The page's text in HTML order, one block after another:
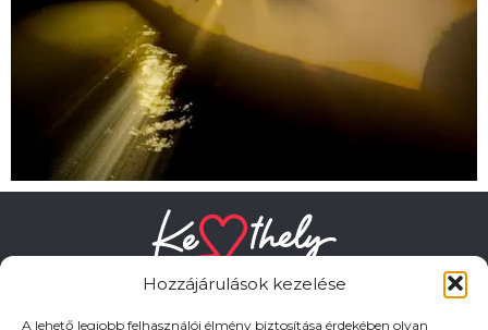
Hozzájárulások kezelése
A lehető legjobb felhasználói élmény biztosítása érdekében olyan